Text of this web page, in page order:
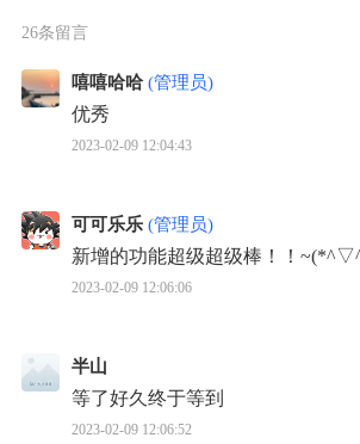
26条留言
嘻嘻哈哈 (管理员)
优秀
2023-02-09 12:04:43
可可乐乐 (管理员)
新增的功能超级超级棒！！
2023-02-09 12:06:06
半山
等了好久终于等到
2023-02-09 12:06:52